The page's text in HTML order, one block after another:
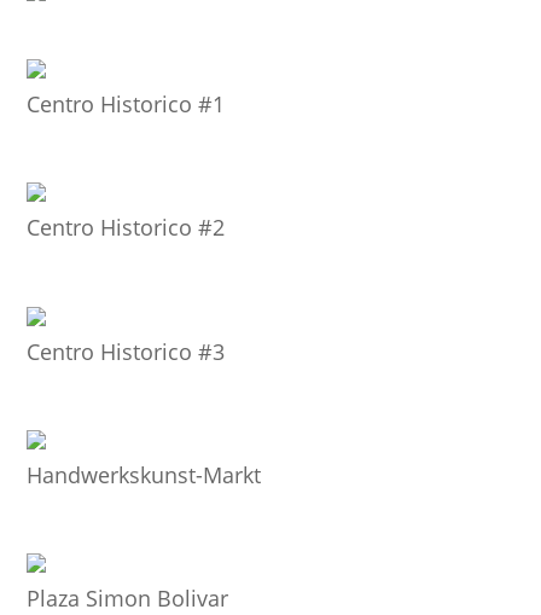
Centro Historico #1
Centro Historico #2
Centro Historico #3
Handwerkskunst-Markt
Plaza Simon Bolivar